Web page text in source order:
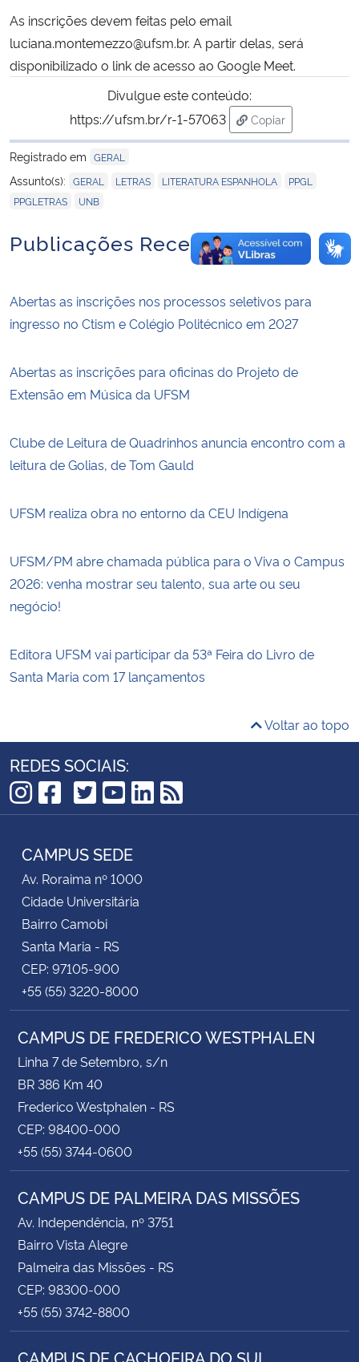
As inscrições devem feitas pelo email
luciana.montemezzo@ufsm.br. A partir delas, será
disponibilizado o link de acesso ao Google Meet.
Divulgue este conteúdo:
https://ufsm.br/r-1-57063
Copiar
para área de
Registrado em GERAL
Assunto(s): GERAL LETRAS LITERATURA ESPANHOLA PPGL
PPGLETRAS UNB
Publicações Recentes
Abertas as inscrições nos processos seletivos para
ingresso no Ctism e Colégio Politécnico em 2027
Abertas as inscrições para oficinas do Projeto de
Extensão em Música da UFSM
Clube de Leitura de Quadrinhos anuncia encontro com a
leitura de Golias, de Tom Gauld
UFSM realiza obra no entorno da CEU Indígena
UFSM/PM abre chamada pública para o Viva o Campus
2026: venha mostrar seu talento, sua arte ou seu
negócio!
Editora UFSM vai participar da 53ª Feira do Livro de
Santa Maria com 17 lançamentos
Voltar ao topo
REDES SOCIAIS:
Instagram
Facebook
TikTok
Twitter
YouTube
LinkedIn
RSS
CAMPUS SEDE
Av. Roraima nº 1000
Cidade Universitária
Bairro Camobi
Santa Maria - RS
CEP: 97105-900
+55 (55) 3220-8000
CAMPUS DE FREDERICO WESTPHALEN
Linha 7 de Setembro, s/n
BR 386 Km 40
Frederico Westphalen - RS
CEP: 98400-000
+55 (55) 3744-0600
CAMPUS DE PALMEIRA DAS MISSÕES
Av. Independência, nº 3751
Bairro Vista Alegre
Palmeira das Missões - RS
CEP: 98300-000
+55 (55) 3742-8800
CAMPUS DE CACHOEIRA DO SUL